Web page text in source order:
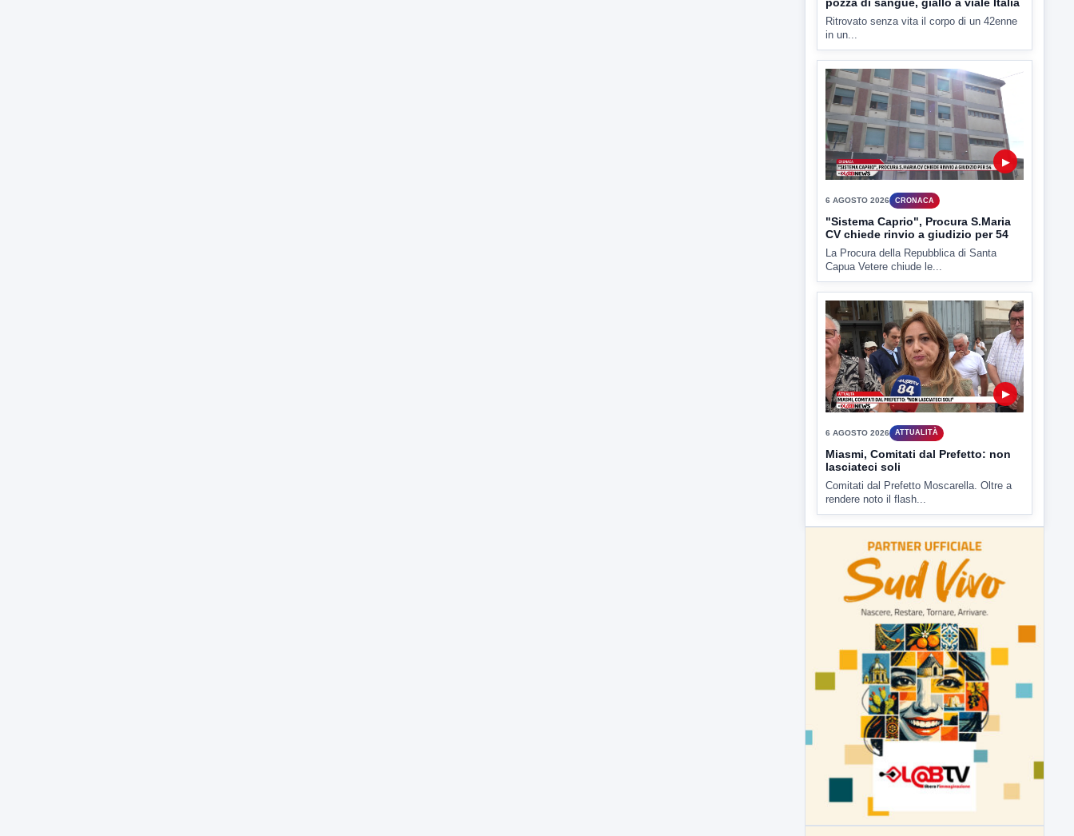
6 AGOSTO 2026 CRONACA
Trovato in casa 42enne in una
pozza di sangue, giallo a viale Italia
Ritrovato senza vita il corpo di un 42enne
in un...
▶
6 AGOSTO 2026 CRONACA
"Sistema Caprio", Procura S.Maria
CV chiede rinvio a giudizio per 54
La Procura della Repubblica di Santa
Capua Vetere chiude le...
6 AGOSTO 2026 ATTUALITÀ
Miasmi, Comitati dal Prefetto: non
lasciateci soli
Comitati dal Prefetto Moscarella. Oltre a
rendere noto il flash...